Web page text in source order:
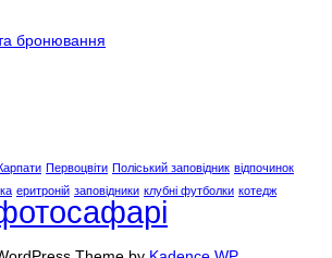
бронювання
Первоцвіти Поліський заповідник відпочинок
еритроній заповідники клубні футболки котедж